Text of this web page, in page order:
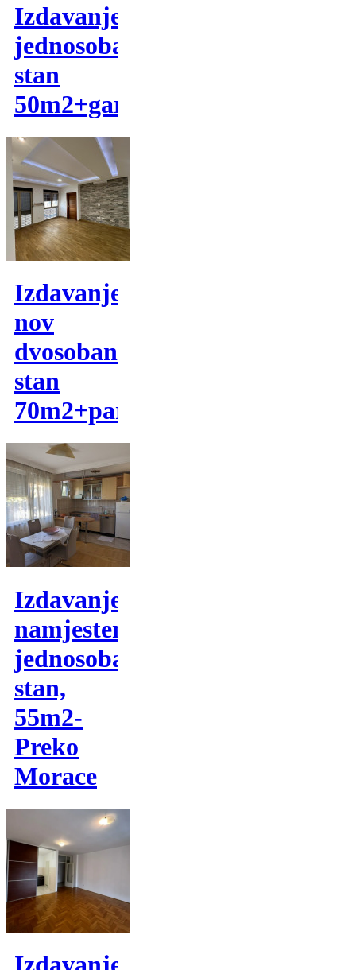
Izdavanje,
jednosoban
stan
50m2+garaza
Izdavanje,
nov
dvosoban
stan
70m2+parking
Izdavanje,
namjesten
jednosoban
stan,
55m2-
Preko
Morace